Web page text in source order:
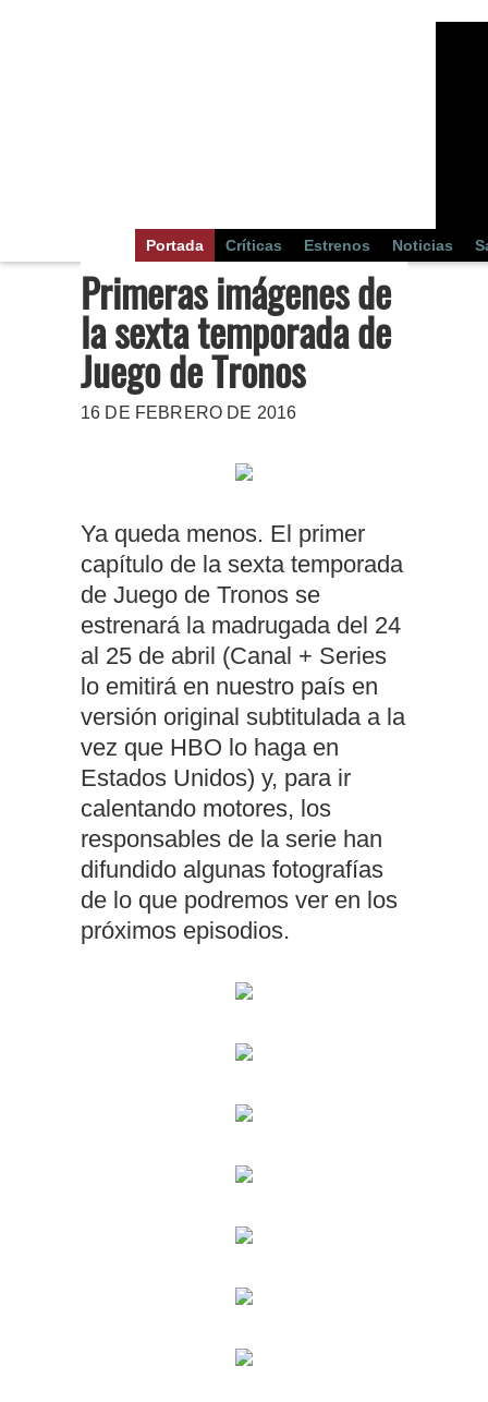
Portada Críticas Estrenos Noticias
Primeras imágenes de
la sexta temporada de
Juego de Tronos
16 DE FEBRERO DE 2016
Ya queda menos. El primer
capítulo de la sexta temporada
de Juego de Tronos se
estrenará la madrugada del 24
al 25 de abril (Canal + Series
lo emitirá en nuestro país en
versión original subtitulada a la
vez que HBO lo haga en
Estados Unidos) y, para ir
calentando motores, los
responsables de la serie han
difundido algunas fotografías
de lo que podremos ver en los
próximos episodios.